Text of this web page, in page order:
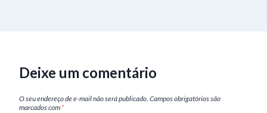
Deixe um comentário
O seu endereço de e-mail não será publicado. Campos obrigatórios são
marcados com *